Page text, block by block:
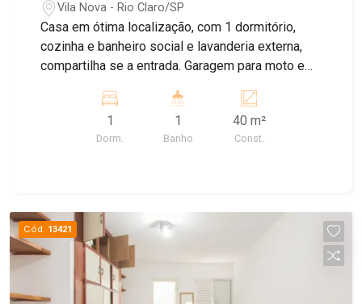
Vila Nova - Rio Claro/SP
Casa em ótima localização, com 1 dormitório,
cozinha e banheiro social e lavanderia externa,
compartilha se a entrada. Garagem para moto e
1
Dorm.
1
Banho
40 m²
Const.
Cód. 13421